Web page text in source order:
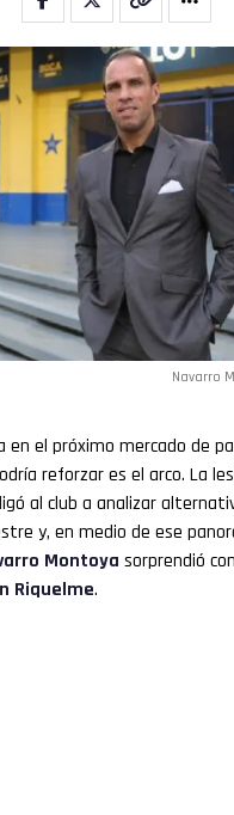
Navarro
en el próximo mercado de
reforzar es el arco. La
al club a analizar
y, en medio de ese
Montoya sorprendió
Riquelme.
Email